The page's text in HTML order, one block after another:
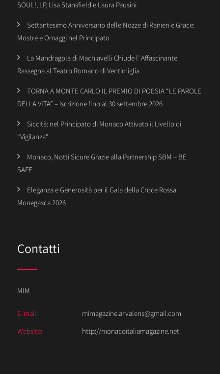
SOUL!, LP, Lisa Stansfield e Laura Pausini
Settantesimo Anniversario delle Nozze di Ranieri e Grace:
Mostre e Omaggi nel Principato
La Mandragola di Machiavelli Chiude l’ Affascinante
Rassegna al Teatro Romano di Ventimiglia
TORNA A MONTE CARLO IL PREMIO DI POESIA “LE PAROLE
DELLA VITA” – iscrizione fino al 30 settembre 2026
Siccità: nel Principato di Monaco Attivato il Livello di
“Vigilanza”
Monaco, Notti Sicure Grazie alla Partnership SBM – BE
SAFE
Eleganza e Generosità per il Gala della Croce Rossa
Monegasca 2026
Contatti
MIM
E-mail:
mimagazine.arvalens@gmail.com
Website:
http://monacoitaliamagazine.net